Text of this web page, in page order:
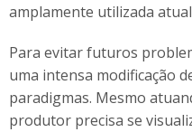
amplamente utilizada
Para evitar futuros
uma intensa modificação
paradigmas. Mesmo
produtor precisa se